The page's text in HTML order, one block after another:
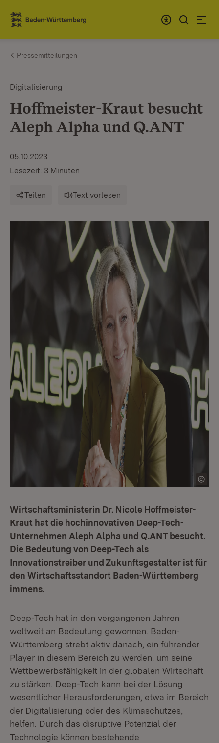
Zum Inhalt springen
Link zur Startseite
Pressemitteilungen
Digitalisierung
Hoffmeister-Kraut besucht
Aleph Alpha und Q.ANT
05.10.2023
Lesezeit: 3 Minuten
Teilen Text vorlesen
Wirtschaftsministerin Dr. Nicole Hoffmeister-
Kraut hat die hochinnovativen Deep-Tech-
Unternehmen Aleph Alpha und Q.ANT besucht.
Die Bedeutung von Deep-Tech als
Innovationstreiber und Zukunftsgestalter ist für
den Wirtschaftsstandort Baden-Württemberg
immens.
Deep-Tech hat in den vergangenen Jahren
weltweit an Bedeutung gewonnen. Baden-
Württemberg strebt aktiv danach, ein führender
Player in diesem Bereich zu werden, um seine
Wettbewerbsfähigkeit in der globalen Wirtschaft
zu stärken. Deep-Tech kann bei der Lösung
wesentlicher Herausforderungen, etwa im Bereich
der Digitalisierung oder des Klimaschutzes,
helfen. Durch das disruptive Potenzial der
Technologie können bestehende